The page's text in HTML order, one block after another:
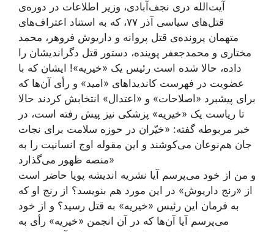
آیت‌الله دری نجف‌آبادی، وزیر اطلاعات در دوره‌ی
قتل‌های سیاسی آذر ۷۷، که به استناد اعتراف‌های
متهمان پرونده‌ی قتل پروانه و داریوش فروهر، محمد
مختاری و محمدجعفر پوینده، دستور قتل دگراندیشان را
داده، حالا شده است رئیس یک «خیریه»! ایشان که با
عضویت در فهرست کاندیداهای «امید» و رأی آن‌ها که
برای پیشبرد «اصلاحات» و «اعتدال» انتخابش کردند حالا
تا ریاست یک «خیریه» پزشکی نیز پیش رفته‌ است، در
خبر مربوطه گفته‌: «خیّران در حوزه سلامت برای نجات
جان هم‌نوعان می‌کوشند و این مقوله اوج انسانیت را به
منصه ظهور می‌گذارد»
و من از خود می‌پرسم آیا نشریه اندیشه پویا حاضر است
از «رنج داریوش» در این مورد هم بنویسد؟ از رنج او که
به فرمان این رئیس «خیریه» به قتل رسید؟ و از خود
می‌پرسم آیا آن‌ها که در آن انجمن «خیریه» رأی به